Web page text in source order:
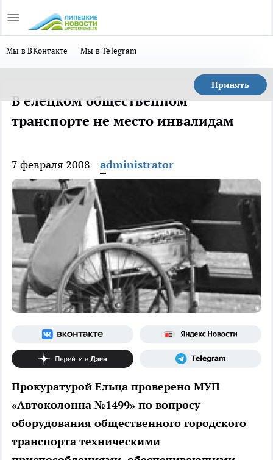
Мы в ВКонтакте Мы в Telegram
Принять
В елецком общественном
транспорте не место инвалидам
7 февраля 2008 administrator
Прокуратурой Ельца проверено МУП
«Автоколонна №1499» по вопросу
оборудования общественного городского
транспорта техническими